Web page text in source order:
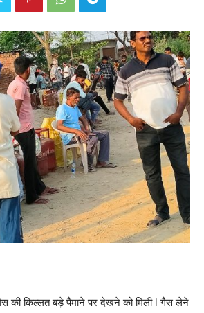
की किल्लत बड़े पैमाने पर देखने को मिली l गैस लेने